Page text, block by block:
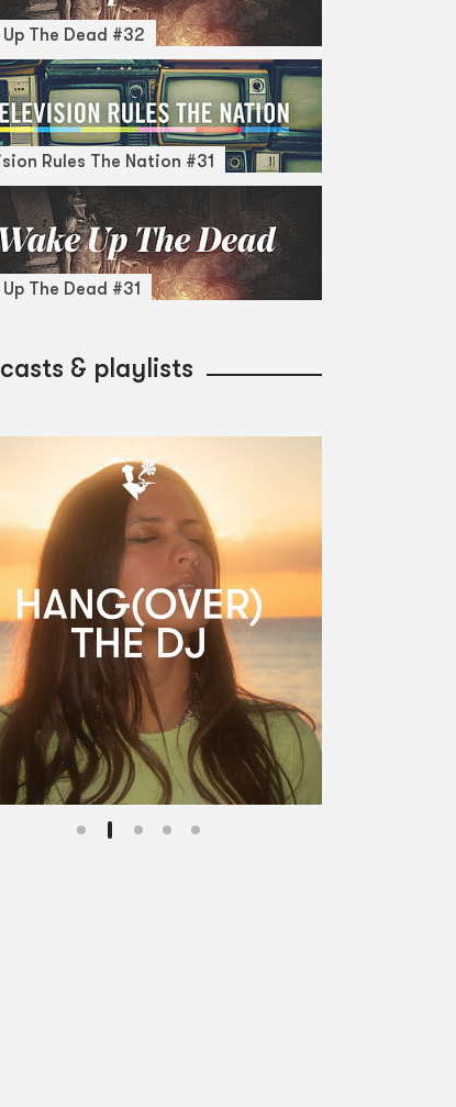
Up The Dead #32
Rules The Nation #31
The Dead #31
& playlists